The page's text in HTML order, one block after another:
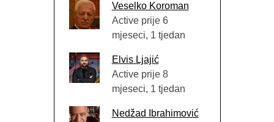
Veselko Koroman
Active prije 6
mjeseci, 1 tjedan
Elvis Ljajić
Active prije 8
mjeseci, 1 tjedan
Nedžad Ibrahimović